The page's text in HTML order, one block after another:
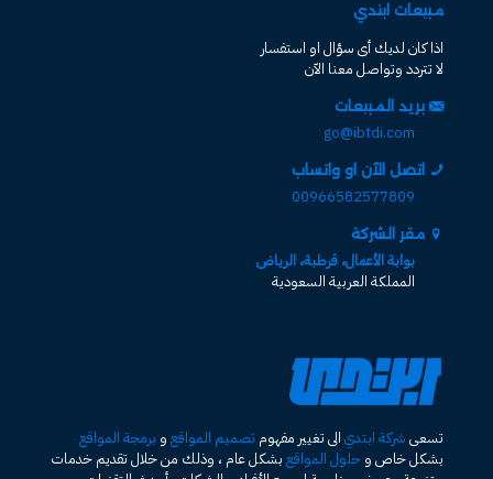
مبيعات ابتدي
اذا كان لديك أى سؤال او استفسار
لا تتردد وتواصل معنا الآن
بريد المبيعات
go@ibtdi.com
اتصل الآن او واتساب
00966582577809
مقر الشركة
بوابة الأعمال، قرطبة، الرياض
المملكة العربية السعودية
تسعى شركة ابتدي الى تغيير مفهوم تصميم المواقع و برمجة المواقع
بشكل خاص و حلول المواقع بشكل عام ، وذلك من خلال تقديم خدمات